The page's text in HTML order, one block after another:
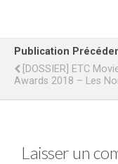
Publication
[DOSSIER] ETC
Awards 2018 – Les
Laisser un